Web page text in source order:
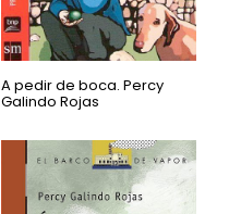
A pedir de boca. Percy
Galindo Rojas